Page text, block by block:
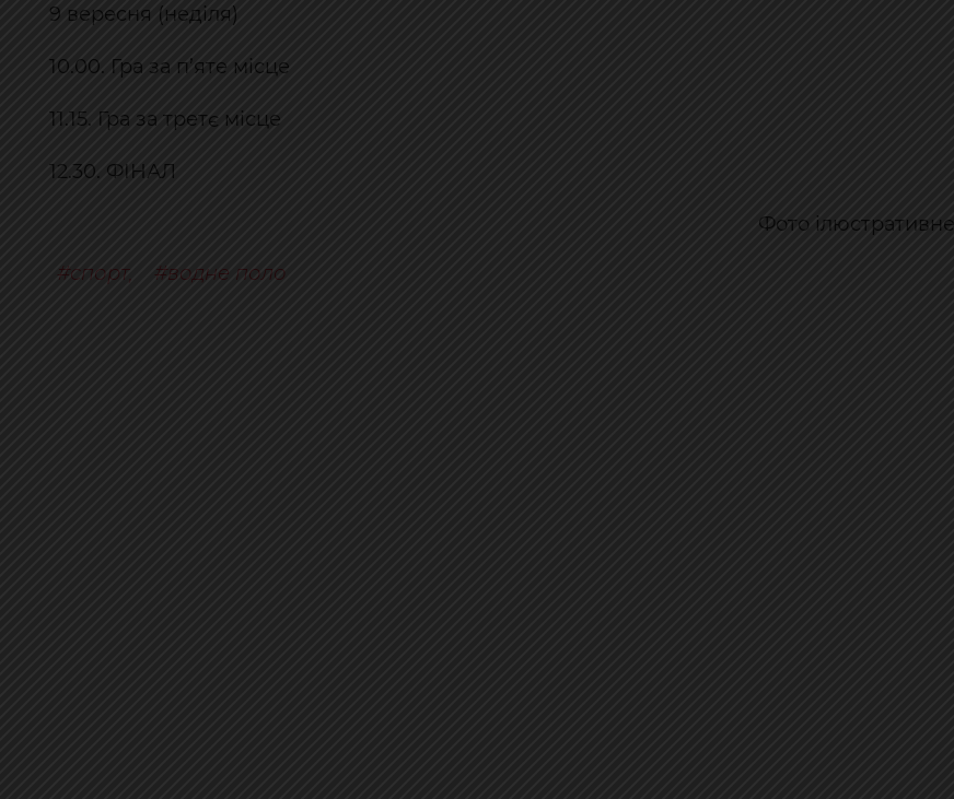
9 вересня (неділя)
10.00. Гра за п’яте місце
11.15. Гра за третє місце
12.30. ФІНАЛ
Фото ілюстративне
спорт, водне поло